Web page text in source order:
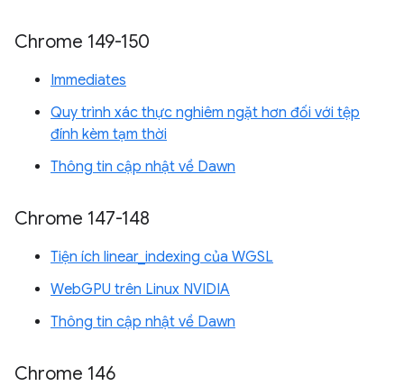
Chrome 149-150
Immediates
Quy trình xác thực nghiêm ngặt hơn đối với tệp
đính kèm tạm thời
Thông tin cập nhật về Dawn
Chrome 147-148
Tiện ích linear_indexing của WGSL
WebGPU trên Linux NVIDIA
Thông tin cập nhật về Dawn
Chrome 146